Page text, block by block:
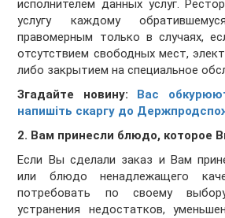
исполнителем данных услуг.
услугу каждому
правомерным только в случаях,
отсутствием свободных мест,
либо закрытием на специальное
Згадайте новину: Вас
напишіть скаргу до
2. Вам принесли блюдо, которое
Если Вы сделали заказ и Вам
или блюдо ненадлежащего
потребовать по своему
устранения недостатков,